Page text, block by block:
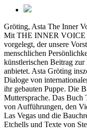
Gröting, Asta The Inner
Mit THE INNER VOICE
vorgelegt, der unsere
menschlichen
künstlerischen Beitrag
anbietet. Asta Gröting
Dialoge von
ihr gebauten Puppe. Die
Muttersprache. Das
von Aufführungen, den
Las Vegas und die
Etchells und Texte von